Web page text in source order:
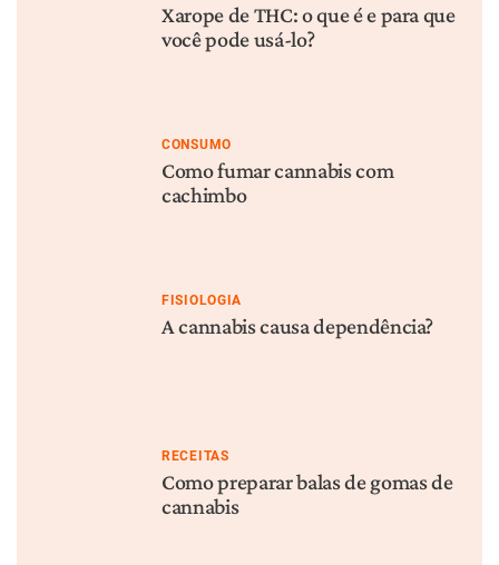
Xarope de THC: o que é e para que
você pode usá-lo?
CONSUMO
Como fumar cannabis com
cachimbo
FISIOLOGIA
A cannabis causa dependência?
RECEITAS
Como preparar balas de gomas de
cannabis